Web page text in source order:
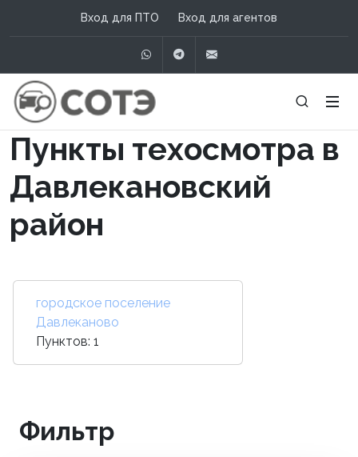
Вход для ПТО Вход для агентов
WhatsAppTelegram
Пункты техосмотра в
Давлекановский
район
городское поселение
Давлеканово
Пунктов: 1
Фильтр